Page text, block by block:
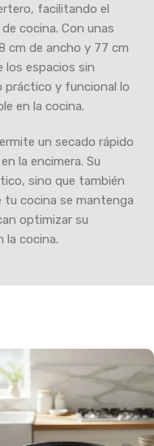
facilitando el
cocina. Con unas
cm de ancho y 77 cm
los espacios sin
práctico y funcional lo
en la cocina.
un secado rápido
la encimera. Su
sino que también
tu cocina se mantenga
optimizar su
la cocina.